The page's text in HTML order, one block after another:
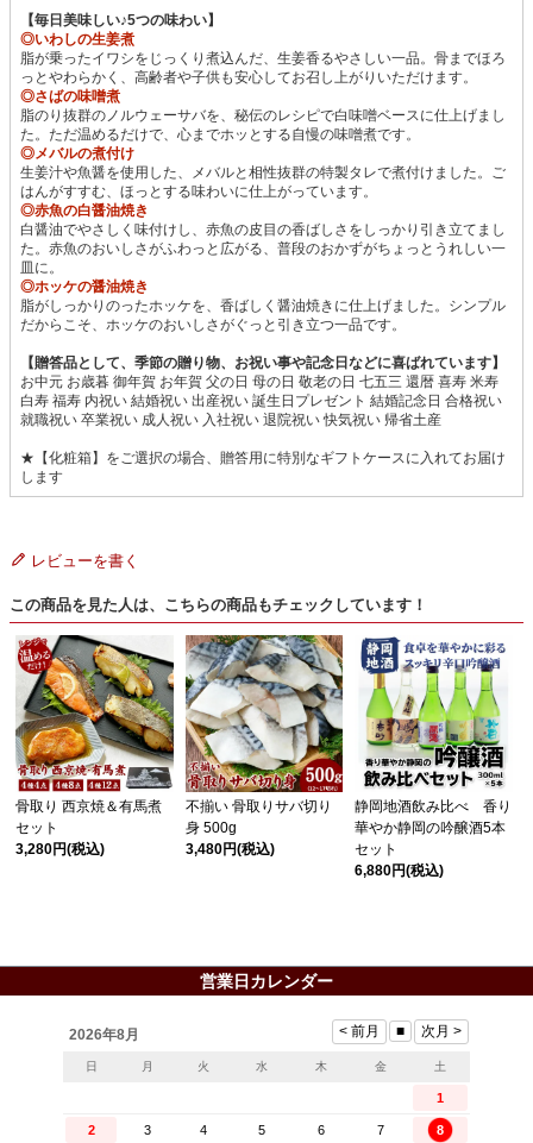
【毎日美味しい♪5つの味わい】
◎いわしの生姜煮
脂が乗ったイワシをじっくり煮込んだ、生姜香るやさしい一品。骨までほろ
っとやわらかく、高齢者や子供も安心してお召し上がりいただけます。
◎さばの味噌煮
脂のり抜群のノルウェーサバを、秘伝のレシピで白味噌ベースに仕上げまし
た。ただ温めるだけで、心までホッとする自慢の味噌煮です。
◎メバルの煮付け
生姜汁や魚醤を使用した、メバルと相性抜群の特製タレで煮付けました。ご
はんがすすむ、ほっとする味わいに仕上がっています。
◎赤魚の白醤油焼き
白醤油でやさしく味付けし、赤魚の皮目の香ばしさをしっかり引き立てまし
た。赤魚のおいしさがふわっと広がる、普段のおかずがちょっとうれしい一
皿に。
◎ホッケの醤油焼き
脂がしっかりのったホッケを、香ばしく醤油焼きに仕上げました。シンプル
だからこそ、ホッケのおいしさがぐっと引き立つ一品です。
【贈答品として、季節の贈り物、お祝い事や記念日などに喜ばれています】
お中元 お歳暮 御年賀 お年賀 父の日 母の日 敬老の日 七五三 還暦 喜寿 米寿
白寿 福寿 内祝い 結婚祝い 出産祝い 誕生日プレゼント 結婚記念日 合格祝い
就職祝い 卒業祝い 成人祝い 入社祝い 退院祝い 快気祝い 帰省土産
★【化粧箱】をご選択の場合、贈答用に特別なギフトケースに入れてお届け
します
レビューを書く
この商品を見た人は、こちらの商品もチェックしています！
骨取り 西京焼＆有馬煮
セット
3,280円(税込)
不揃い 骨取りサバ切り
身 500g
3,480円(税込)
静岡地酒飲み比べ 香り
華やか静岡の吟醸酒5本
セット
6,880円(税込)
営業日カレンダー